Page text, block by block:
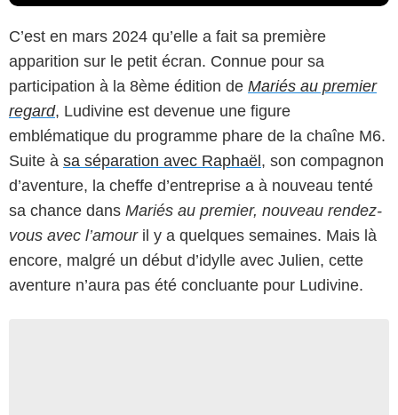
C’est en mars 2024 qu’elle a fait sa première
apparition sur le petit écran. Connue pour sa
participation à la 8ème édition de Mariés au premier
regard, Ludivine est devenue une figure
emblématique du programme phare de la chaîne M6.
Suite à sa séparation avec Raphaël, son compagnon
d’aventure, la cheffe d’entreprise a à nouveau tenté
sa chance dans Mariés au premier, nouveau rendez-
vous avec l’amouril y a quelques semaines. Mais là
encore, malgré un début d’idylle avec Julien, cette
aventure n’aura pas été concluante pour Ludivine.